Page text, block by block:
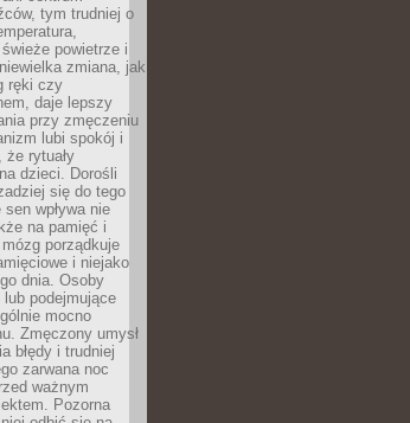
tym trudniej o
powietrze i
zmiana, jak
ręki czy
daje lepszy
przy zmęczeniu
lubi spokój i
że rytuały
dzieci. Dorośli
się do tego
wpływa nie
na pamięć i
porządkuje
i niejako
dnia. Osoby
podejmujące
mocno
Zmęczony umysł
błędy i trudniej
zarwana noc
ważnym
Pozorna